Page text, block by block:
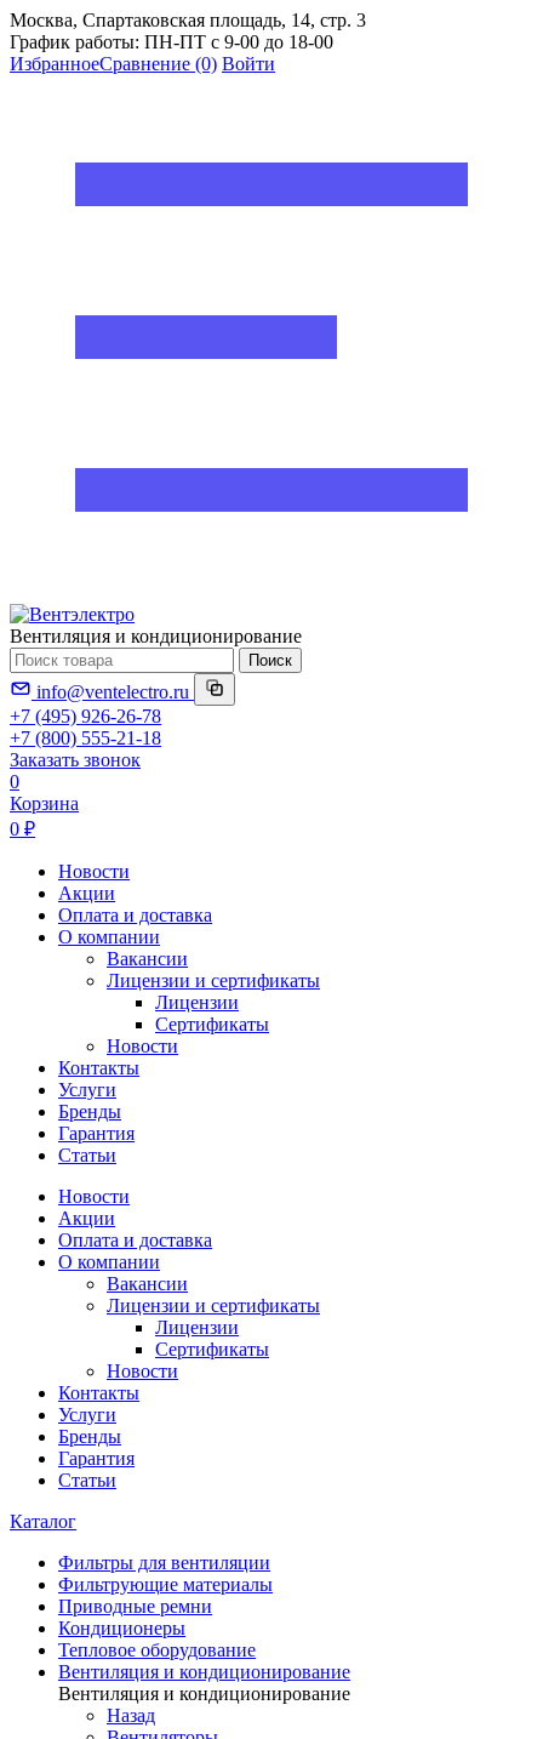
Москва, Спартаковская площадь, 14, стр. 3
График работы: ПН-ПТ с 9-00 до 18-00
ИзбранноеСравнение (0) Войти
Вентиляция и кондиционирование
Поиск
info@ventelectro.ru
+7 (495) 926-26-78
+7 (800) 555-21-18
Заказать звонок
0
Корзина
0 ₽
Новости
Акции
Оплата и доставка
О компании
Вакансии
Лицензии и сертификаты
Лицензии
Сертификаты
Новости
Контакты
Услуги
Бренды
Гарантия
Статьи
Новости
Акции
Оплата и доставка
О компании
Вакансии
Лицензии и сертификаты
Лицензии
Сертификаты
Новости
Контакты
Услуги
Бренды
Гарантия
Статьи
Каталог
Фильтры для вентиляции
Фильтрующие материалы
Приводные ремни
Кондиционеры
Тепловое оборудование
Вентиляция и кондиционирование
Вентиляция и кондиционирование
Назад